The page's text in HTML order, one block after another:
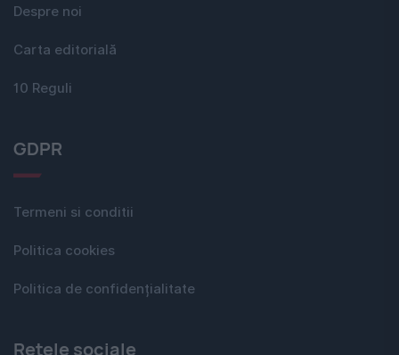
Despre noi
Carta editorială
10 Reguli
GDPR
Termeni si conditii
Politica cookies
Politica de confidențialitate
Rețele sociale